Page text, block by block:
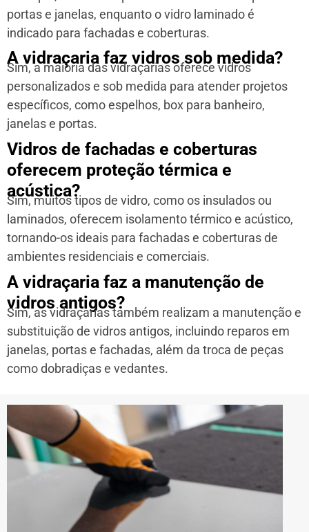
portas e janelas, enquanto o vidro laminado é
indicado para fachadas e coberturas.
A vidraçaria faz vidros sob medida?
Sim, a maioria das vidraçarias oferece vidros
personalizados e sob medida para atender projetos
específicos, como espelhos, box para banheiro,
janelas e portas.
Vidros de fachadas e coberturas
oferecem proteção térmica e
acústica?
Sim, muitos tipos de vidro, como os insulados ou
laminados, oferecem isolamento térmico e acústico,
tornando-os ideais para fachadas e coberturas de
ambientes residenciais e comerciais.
A vidraçaria faz a manutenção de
vidros antigos?
Sim, as vidraçarias também realizam a manutenção e
substituição de vidros antigos, incluindo reparos em
janelas, portas e fachadas, além da troca de peças
como dobradiças e vedantes.